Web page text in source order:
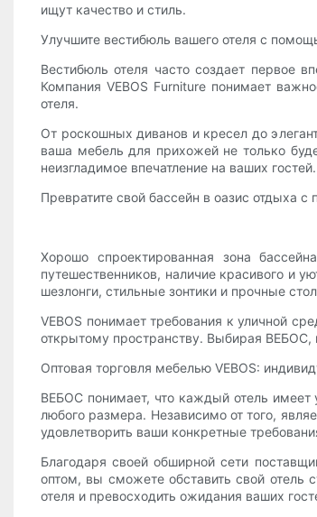
ищут качество и стиль.
Улучшите вестибюль вашего отеля с
Вестибюль отеля часто создает первое
Компания VEBOS Furniture понимает
отеля.
От роскошных диванов и кресел до
ваша мебель для прихожей не только
неизгладимое впечатление на ваших гостей.
Превратите свой бассейн в оазис отдыха
Хорошо спроектированная зона
путешественников, наличие красивого и
шезлонги, стильные зонтики и прочные
VEBOS понимает требования к уличной
открытому пространству. Выбирая ВЕБОС,
Оптовая торговля мебелью VEBOS:
ВЕБОС понимает, что каждый отель имеет
любого размера. Независимо от того,
удовлетворить ваши конкретные
Благодаря своей обширной сети
оптом, вы сможете обставить свой отель
отеля и превосходить ожидания ваших